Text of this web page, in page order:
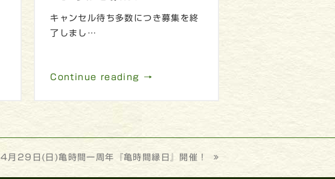
キャンセル待ち多数につき募集を終
了しまし…
Continue reading →
next
4月29日(日)亀時間一周年『亀時間縁日』開催！